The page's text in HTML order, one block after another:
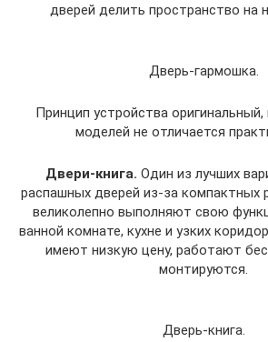
дверей делить пространство на
Дверь-гармошка.
Принцип устройства
моделей не отличается
Двери-книга. Один из лучших
распашных дверей из-за компактных
великолепно выполняют свою
ванной комнате, кухне и узких
имеют низкую цену, работают
монтируются.
Дверь-книга.